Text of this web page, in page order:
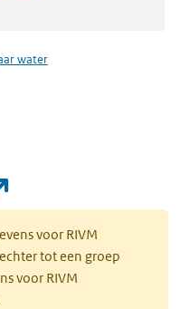
water
voor RIVM
tot een groep
voor RIVM